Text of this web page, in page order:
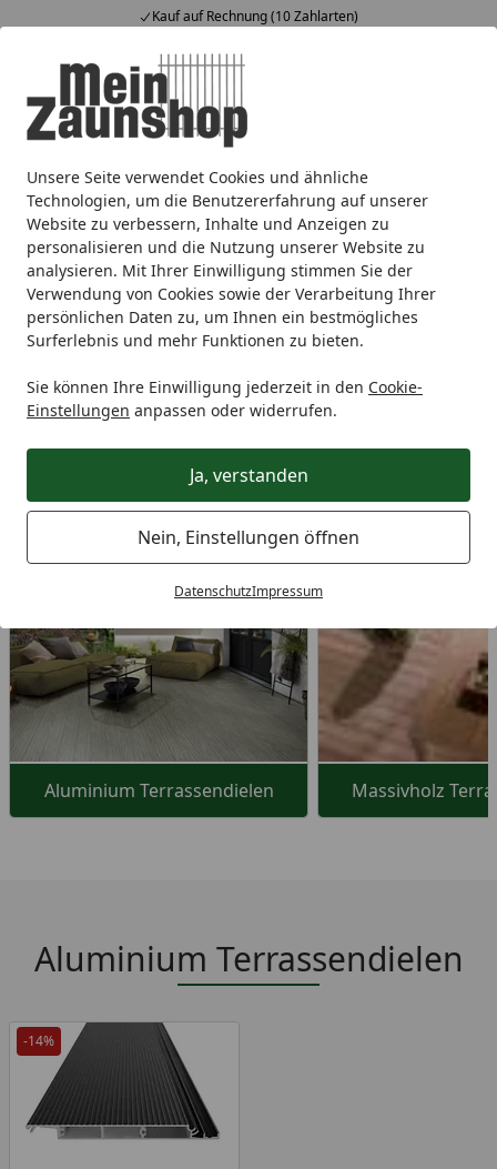
Unsere Seite verwendet Cookies und ähnliche
Technologien, um die Benutzererfahrung auf unserer
Website zu verbessern, Inhalte und Anzeigen zu
personalisieren und die Nutzung unserer Website zu
analysieren. Mit Ihrer Einwilligung stimmen Sie der
Verwendung von Cookies sowie der Verarbeitung Ihrer
persönlichen Daten zu, um Ihnen ein bestmögliches
Surferlebnis und mehr Funktionen zu bieten.
Sie können Ihre Einwilligung jederzeit in den Cookie-
Einstellungen anpassen oder widerrufen.
Ja, verstanden
Nein, Einstellungen öffnen
DatenschutzImpressum
Kauf auf Rechnung (10 Zahlarten)
Alle Produkte
Mein Konto
Suchen
Terrassenbeläge
Gartengestaltung Terrassenbeläge
Wählen Sie Ihre Wunsch
Terrassenbeläge
Aluminium Terrassendielen Massivholz
Aluminium Terrassendielen
-14%